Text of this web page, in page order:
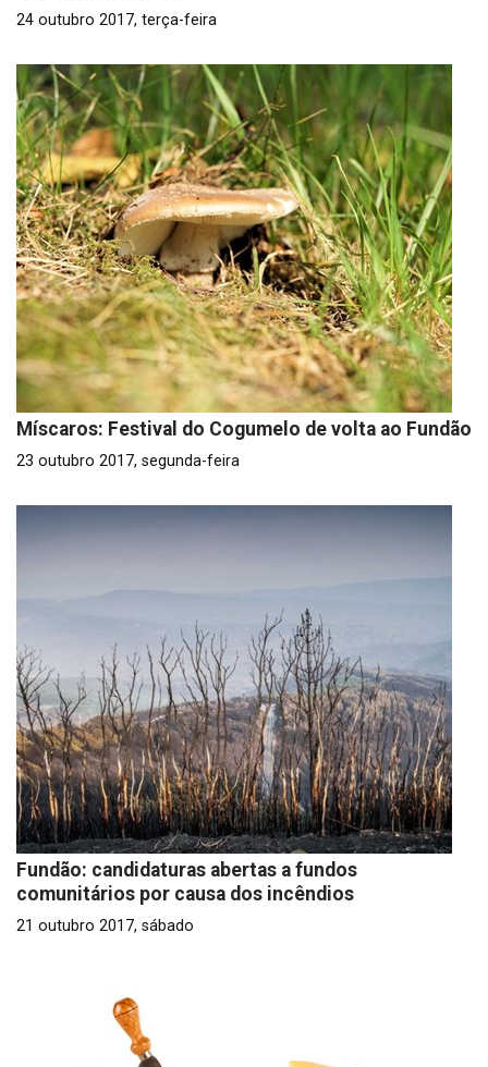
24 outubro 2017, terça-feira
Míscaros: Festival do Cogumelo de volta ao Fundão
23 outubro 2017, segunda-feira
Fundão: candidaturas abertas a fundos
comunitários por causa dos incêndios
21 outubro 2017, sábado